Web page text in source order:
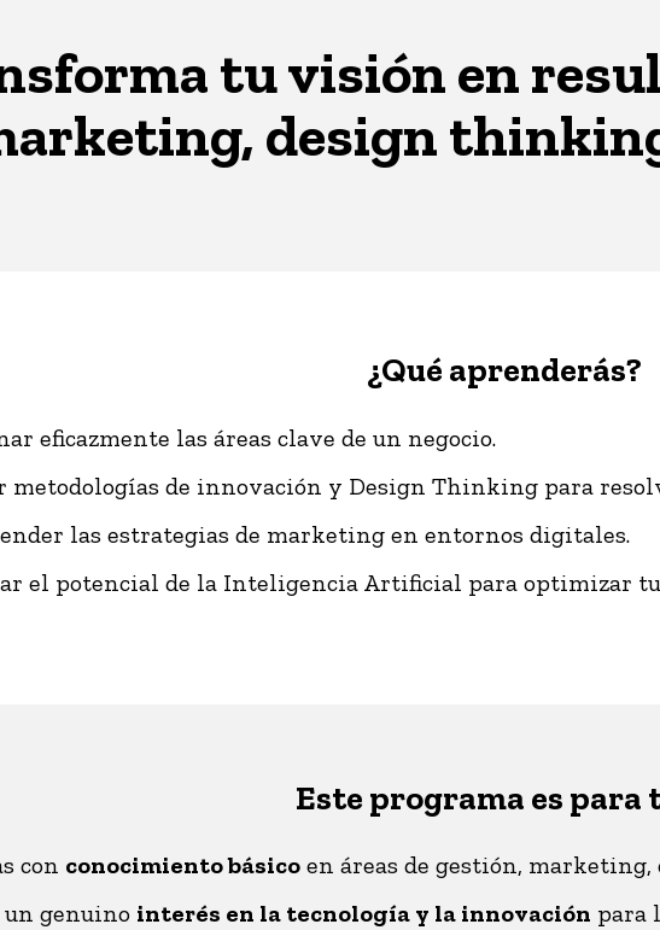
tu visión en
design
¿Qué aprenderás?
eficazmente las áreas clave de un negocio.
metodologías de innovación y Design Thinking para
las estrategias de marketing en entornos digitales.
el potencial de la Inteligencia Artificial para optimizar
Este programa es para
con conocimiento básico en áreas de gestión, marketing,
un genuino interés en la tecnología y la innovación para